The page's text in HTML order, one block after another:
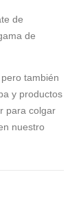
de
de
también
y productos
para colgar
nuestro